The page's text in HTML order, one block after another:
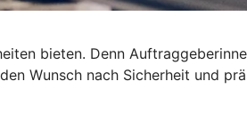
bieten. Denn
Wunsch nach Sicherheit und